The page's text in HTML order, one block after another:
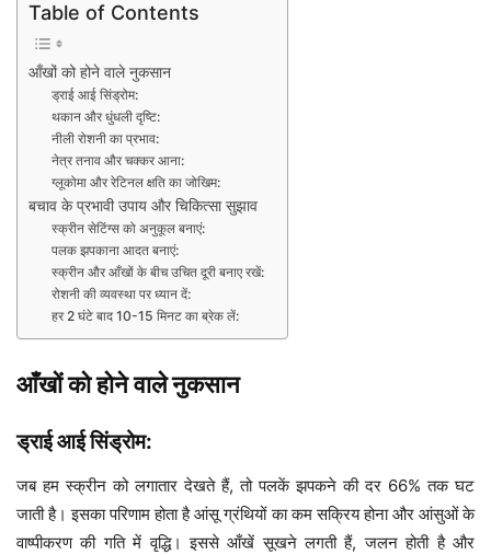
Table of Contents
आँखों को होने वाले नुकसान
ड्राई आई सिंड्रोम:
थकान और धुंधली दृष्टि:
नीली रोशनी का प्रभाव:
नेत्र तनाव और चक्कर आना:
ग्लूकोमा और रेटिनल क्षति का जोखिम:
बचाव के प्रभावी उपाय और चिकित्सा सुझाव
स्क्रीन सेटिंग्स को अनुकूल बनाएं:
पलक झपकाना आदत बनाएं:
स्क्रीन और आँखों के बीच उचित दूरी बनाए रखें:
रोशनी की व्यवस्था पर ध्यान दें:
हर 2 घंटे बाद 10-15 मिनट का ब्रेक लें:
आँखों को होने वाले नुकसान
ड्राई आई सिंड्रोम:
जब हम स्क्रीन को लगातार देखते हैं, तो पलकें झपकने की दर 66% तक घट
जाती है। इसका परिणाम होता है आंसू ग्रंथियों का कम सक्रिय होना और आंसुओं के
वाष्पीकरण की गति में वृद्धि। इससे आँखें सूखने लगती हैं, जलन होती है और